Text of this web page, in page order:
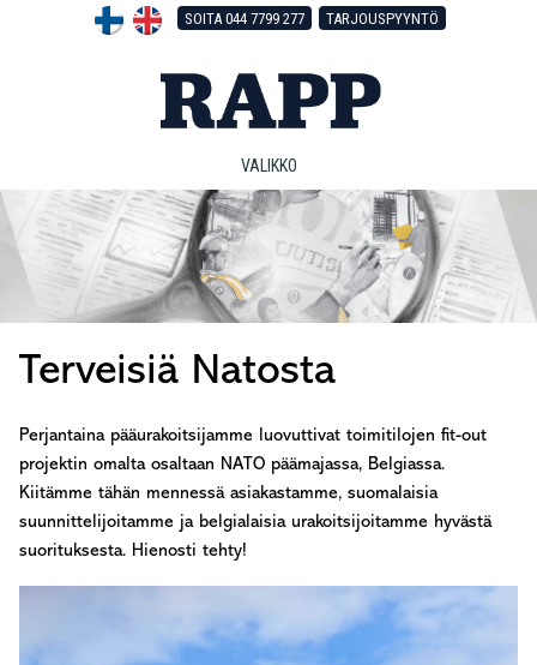
SOITA 044 7799 277 TARJOUSPYYNTÖ
VALIKKO
Terveisiä Natosta
Perjantaina pääurakoitsijamme luovuttivat toimitilojen fit-out
projektin omalta osaltaan NATO päämajassa, Belgiassa.
Kiitämme tähän mennessä asiakastamme, suomalaisia
suunnittelijoitamme ja belgialaisia urakoitsijoitamme hyvästä
suorituksesta. Hienosti tehty!